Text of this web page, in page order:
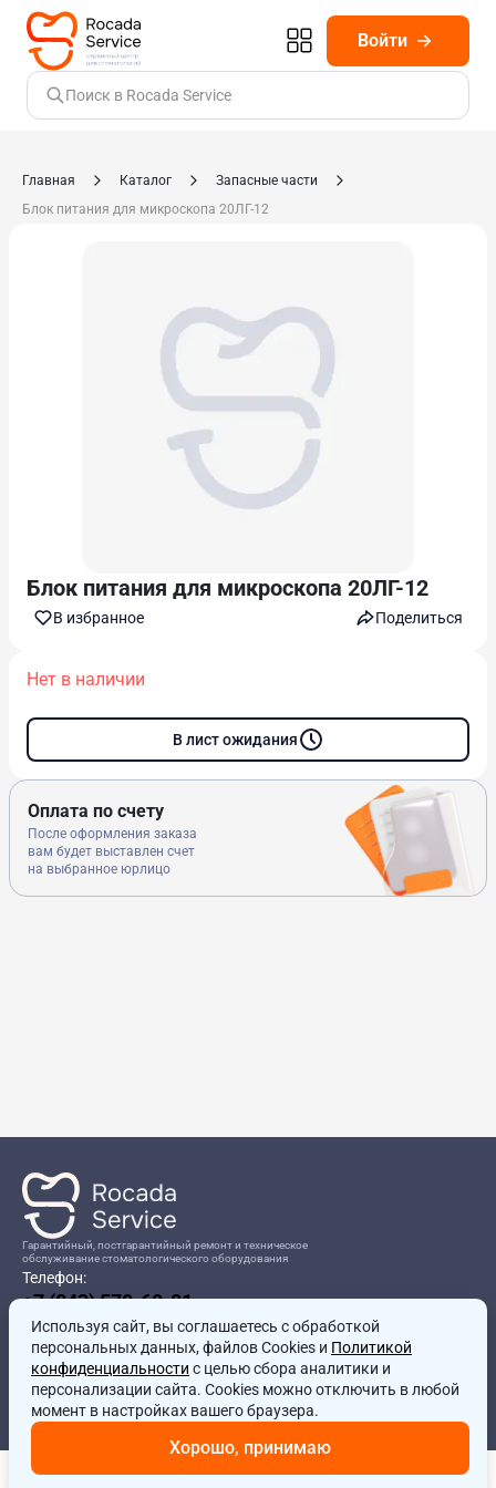
Войти
Поиск в Rocada Service
Главная Каталог
Запасные части
Блок питания для микроскопа 20ЛГ-12
Блок питания для микроскопа 20ЛГ-12
В избранноe Поделиться
Нет в наличии
В лист ожидания
Оплата по счету
После оформления заказа
вам будет выставлен счет
на выбранное юрлицо
Гарантийный, постгарантийный ремонт и техническое
обслуживание стоматологического оборудования
Телефон:
+7 (843) 570-60-81
Режим работы:8:00-17:00
Адрес:
г.Казань, ул.Проспект Победы, д.204в
Почта:
service@rocadamed.ru
Другие проекты
Используя сайт, вы соглашаетесь с обработкой
персональных данных, файлов Cookies и Политикой
конфиденциальности с целью сбора аналитики и
персонализации сайта. Cookies можно отключить в любой
момент в настройках вашего браузера.
Хорошо, принимаю